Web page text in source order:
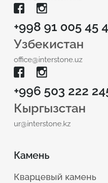
+998 91 005 45
Узбекистан
office@interstone.uz
+996 503 222
Кыргызстан
ur@interstone.kz
Камень
Кварцевый камень